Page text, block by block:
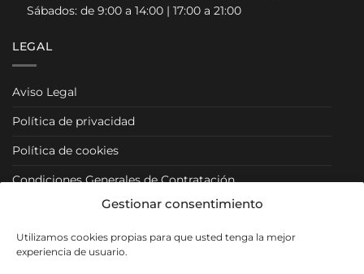
Gestionar consentimiento
Utilizamos cookies propias para que usted tenga la mejor
experiencia de usuario.
Sábados: de 9:00 a 14:00 | 17:00 a 21:00
LEGAL
Aviso Legal
Política de privacidad
Política de cookies
Condiciones Generales de Contratación
Condiciones Particulares
Política de Venta y Cancelación/Devolución